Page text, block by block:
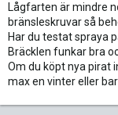
Lågfarten är mindre
bränsleskruvar så
Har du testat spraya
Bräcklen funkar bra
Om du köpt nya pirat
max en vinter eller